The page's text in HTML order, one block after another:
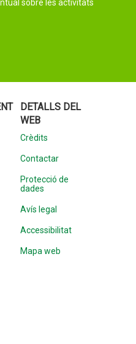
sobre les activitats
DETALLS DEL
WEB
Crèdits
Contactar
Protecció de
dades
Avís legal
Accessibilitat
Mapa web